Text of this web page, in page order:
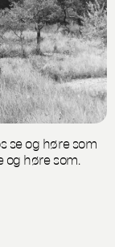
se og høre som
og høre som.